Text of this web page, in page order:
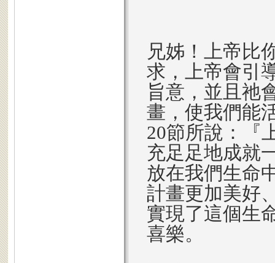
兄姊！上帝比
求，上帝會引
旨意，並且祂
畫，使我們能
20節所說：『
充足足地成就
放在我們生命
計畫更加美好
實現了這個生
喜樂。